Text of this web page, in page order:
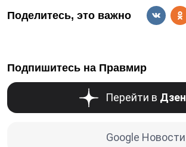
Поделитесь, это важно
Подпишитесь на Правмир
Перейти в Дзен
Google Новости